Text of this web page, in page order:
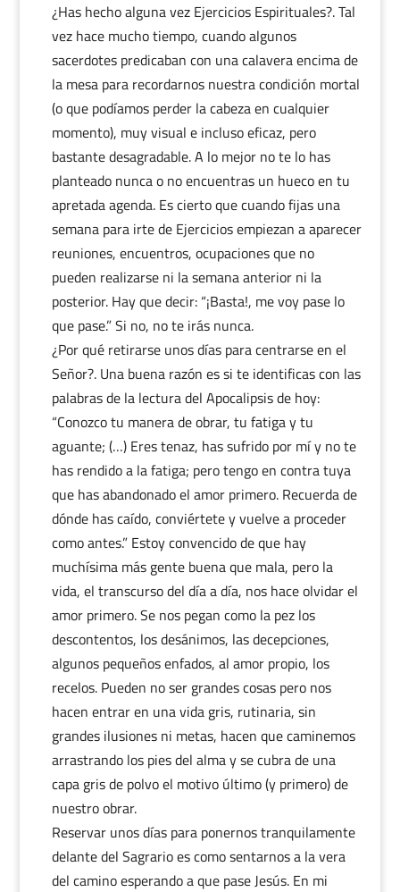
¿Has hecho alguna vez Ejercicios Espirituales?. Tal
vez hace mucho tiempo, cuando algunos
sacerdotes predicaban con una calavera encima de
la mesa para recordarnos nuestra condición mortal
(o que podíamos perder la cabeza en cualquier
momento), muy visual e incluso eficaz, pero
bastante desagradable. A lo mejor no te lo has
planteado nunca o no encuentras un hueco en tu
apretada agenda. Es cierto que cuando fijas una
semana para irte de Ejercicios empiezan a aparecer
reuniones, encuentros, ocupaciones que no
pueden realizarse ni la semana anterior ni la
posterior. Hay que decir: “¡Basta!, me voy pase lo
que pase.” Si no, no te irás nunca.
¿Por qué retirarse unos días para centrarse en el
Señor?. Una buena razón es si te identificas con las
palabras de la lectura del Apocalipsis de hoy:
“Conozco tu manera de obrar, tu fatiga y tu
aguante; (…) Eres tenaz, has sufrido por mí y no te
has rendido a la fatiga; pero tengo en contra tuya
que has abandonado el amor primero. Recuerda de
dónde has caído, conviértete y vuelve a proceder
como antes.” Estoy convencido de que hay
muchísima más gente buena que mala, pero la
vida, el transcurso del día a día, nos hace olvidar el
amor primero. Se nos pegan como la pez los
descontentos, los desánimos, las decepciones,
algunos pequeños enfados, al amor propio, los
recelos. Pueden no ser grandes cosas pero nos
hacen entrar en una vida gris, rutinaria, sin
grandes ilusiones ni metas, hacen que caminemos
arrastrando los pies del alma y se cubra de una
capa gris de polvo el motivo último (y primero) de
nuestro obrar.
Reservar unos días para ponernos tranquilamente
delante del Sagrario es como sentarnos a la vera
del camino esperando a que pase Jesús. En mi